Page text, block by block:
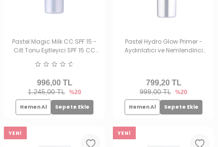
Pastel Magic Milk CC SPF 15 -
Cilt Tonu Eşitleyici SPF 15 CC
1.245,00 TL %20
996,00TL
Hemen Al Sepete Ekle
Pastel Hydro Glow Primer -
Aydınlatıcı ve Nemlendirici
999,00 TL %20
799,20TL
Hemen Al Sepete Ekle
YENI YENI